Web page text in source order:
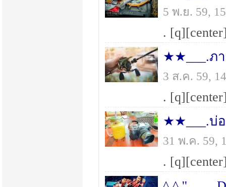
5 พ.ย. 59,
★★___.ภา
3 ส.ค. 59,
31 พ.ค. 59,